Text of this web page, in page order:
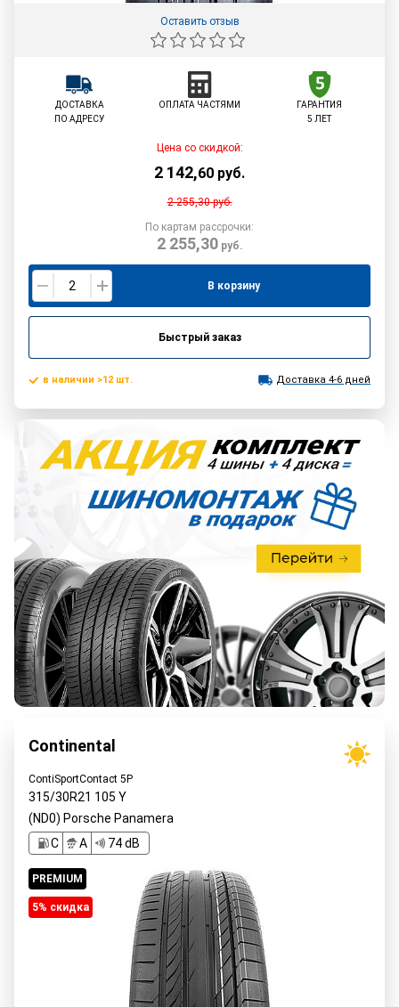
Оставить отзыв
ДОСТАВКА
ПО АДРЕСУ
ОПЛАТА ЧАСТЯМИ
ГАРАНТИЯ
5 ЛЕТ
Цена со скидкой:
2 142,60 руб.
2 255,30руб.
По картам рассрочки:
2 255,30руб.
В корзину
Быстрый заказ
в наличии >12 шт. Доставка 4-6 дней
Continental
ContiSportContact 5P
315/30R21 105 Y
(ND0) Porsche Panamera
C
A 74 dB
PREMIUM
5% cкидка